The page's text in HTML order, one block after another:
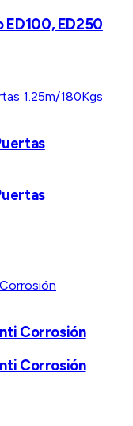
ED100, ED250
Corrosión
Corrosión